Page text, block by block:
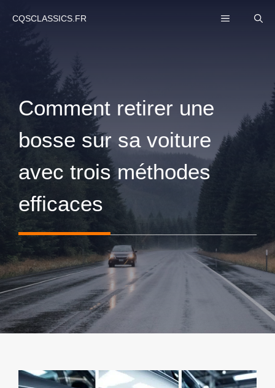
CQSCLASSICS.FR MENU
Comment retirer une
bosse sur sa voiture
avec trois méthodes
efficaces